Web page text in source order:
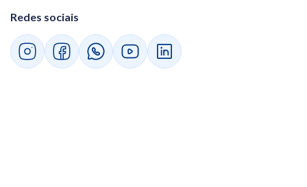
é o ponto mais sensível?
apertar o play na nova era fiscal com
segurança?
Dúvidas comuns sobre parametrização de ERP
Redes sociais